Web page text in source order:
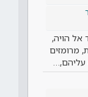
אל הויה,
מרומזים